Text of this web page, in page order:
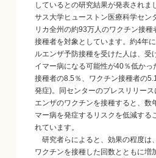
しているとの研究結果が発表されま
サス大学ヒューストン医療科学セン
リカ全州の約93万人のワクチン接
接種者を対象としています。約4年
ルエンザ予防接種を受けた人は、受
イマー病になる可能性が40％低か
接種者の8.5％、ワクチン接種者の
発症)。同センターのプレスリリー
エンザのワクチンを接種すると、数
マー病を発症するリスクを低減する
れています。
研究者らによると、効果の程度は
ワクチンを接種した回数とともに増